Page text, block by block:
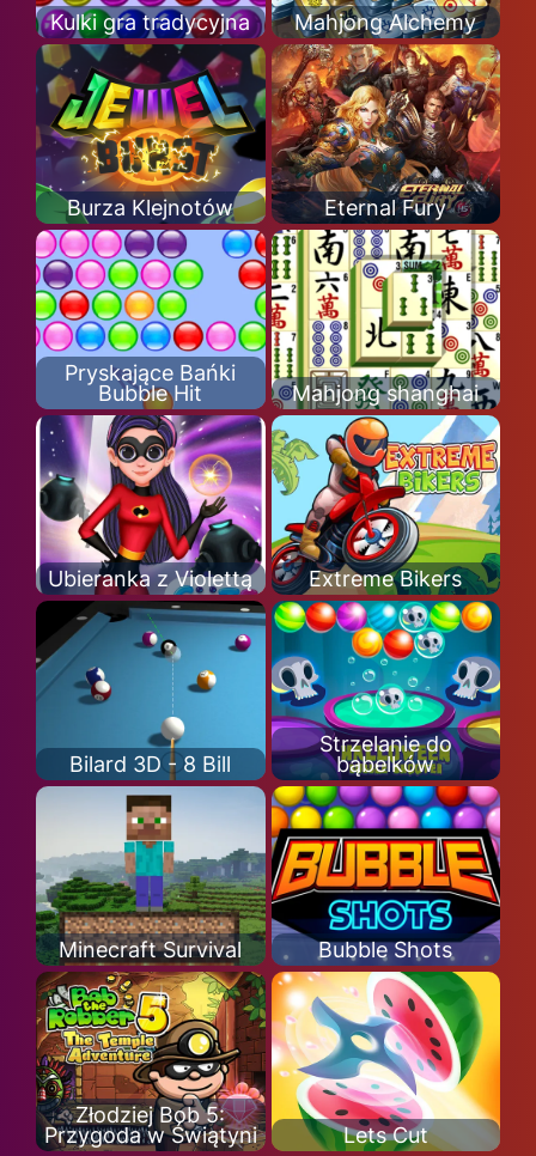
Kulki gra tradycyjna Mahjong Alchemy
Burza Klejnotów Eternal Fury
Pryskające Bańki
Bubble Hit
Mahjong shanghai
Ubieranka z Violettą Extreme Bikers
Bilard 3D - 8 Bill
Strzelanie do
bąbelków
Minecraft Survival Bubble Shots
Złodziej Bob 5:
Przygoda w Świątyni
Lets Cut